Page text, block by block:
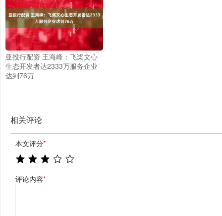
亚投行配资 王海峰：飞桨文心
生态开发者达2333万服务企业
达到76万
相关评论
本文评分*
评论内容*